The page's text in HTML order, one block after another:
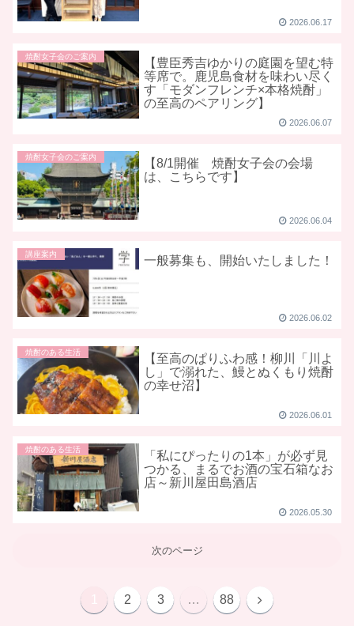
2026.06.17
焼酎女子会のご案内
【豊臣秀吉ゆかりの庭園を望む特
等席で。鹿児島食材を味わい尽く
す「モダンフレンチ×本格焼酎」
の至高のペアリング】
2026.06.07
焼酎女子会のご案内
【8/1開催 焼酎女子会の会場
は、こちらです】
2026.06.04
講座案内 一般募集も、開始いたしました！
2026.06.02
焼酎のある生活
【至高のぱりふわ感！柳川「川よ
し」で溺れた、鰻とぬくもり焼酎
の幸せ沼】
2026.06.01
焼酎のある生活
「私にぴったりの1本」が必ず見
つかる、まるでお酒の宝石箱なお
店～新川屋田島酒店
2026.05.30
次のページ
2 3 … 88